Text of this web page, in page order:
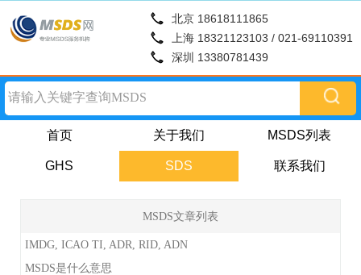
北京 18618111865
上海 18321123103 / 021-69110391
深圳 13380781439
首页 关于我们 MSDS列表
GHS SDS 联系我们
MSDS文章列表
IMDG, ICAO TI, ADR, RID, ADN
MSDS是什么意思